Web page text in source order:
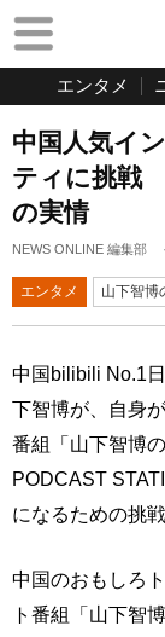
エンタメ
中国人気イ
ティに挑戦
の実情
NEWS ONLINE 編集部
エンタメ 山下智博
中国bilibili No.1
下智博が、自身
番組「山下智博
PODCAST
になるための挑
中国のおもしろ
ト番組「山下智